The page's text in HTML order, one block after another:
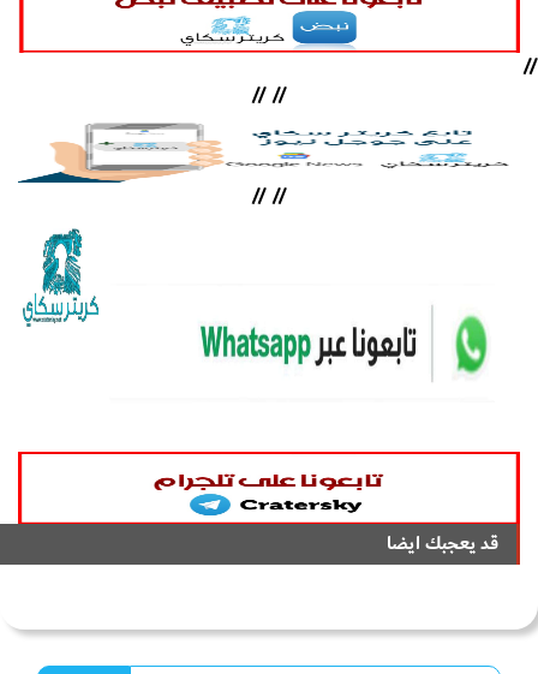
//
//
//
//
//
قد يعجبك ايضا